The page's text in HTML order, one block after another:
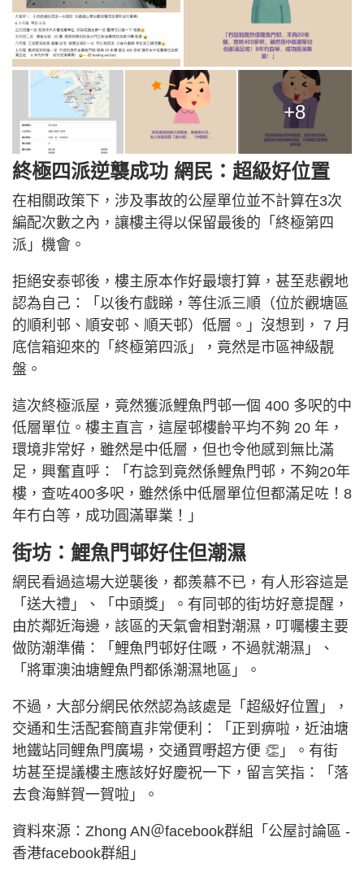
+8
終極四派逆襲成功 網民：超級好位置
在相關政策下，涉及事故的公屋單位並不計算在3次
編配次數之內，讓樓主得以保留最後的「終極第四
派」機會。
拒絕安泰邨後，樓主原本作好最壞打算，甚至悲觀地
認為自己：「以後冇戲睇，等住派三順（位於觀塘區
的順利邨、順安邨、順天邨）低層。」沒想到， 7 月
底信箱迎來的「終極第四派」，竟然是市區神級靚
盤。
這次終極派屋，竟然獲派鯉魚門邨一個 400 多呎的中
低層單位。樓主直言，這屋邨樓齡平均不夠 20 年，
環境非常好，雖然是中低層，但也令他感到無比滿
足，興奮直呼：「冇諗到竟然係鯉魚門邨，不夠20年
樓，查咗400多呎，雖然係中低層單位但都滿足咗！8
年冇白等，成功圓滿畢業！」
街坊：鯉魚門邨好住但潮濕
網民看過這場大逆襲後，都羨慕不已，有人形容這是
「送大禮」、「中頭獎」。有同邨的街坊好意提醒，
由於鄰近海邊，該區的天氣會相對潮濕，叮囑樓主要
做防潮準備：「鯉魚門邨好住嘅，不過就潮濕」、
「將軍澳油塘鯉魚門都係潮濕地區」。
不過，大部分網民依然認為該處是「超級好位置」，
交通和生活配套簡直非常便利：「正到痹啦，近油塘
地鐵站同鲤魚門廣場，交通買嘢超方便 👏」。有街
坊甚至提議樓主應該好好慶祝一下，留言笑指：「落
去食海鮮賀一賀啦」。
資料來源：Zhong AN＠facebook群組「公屋討論區 -
香港facebook群組」